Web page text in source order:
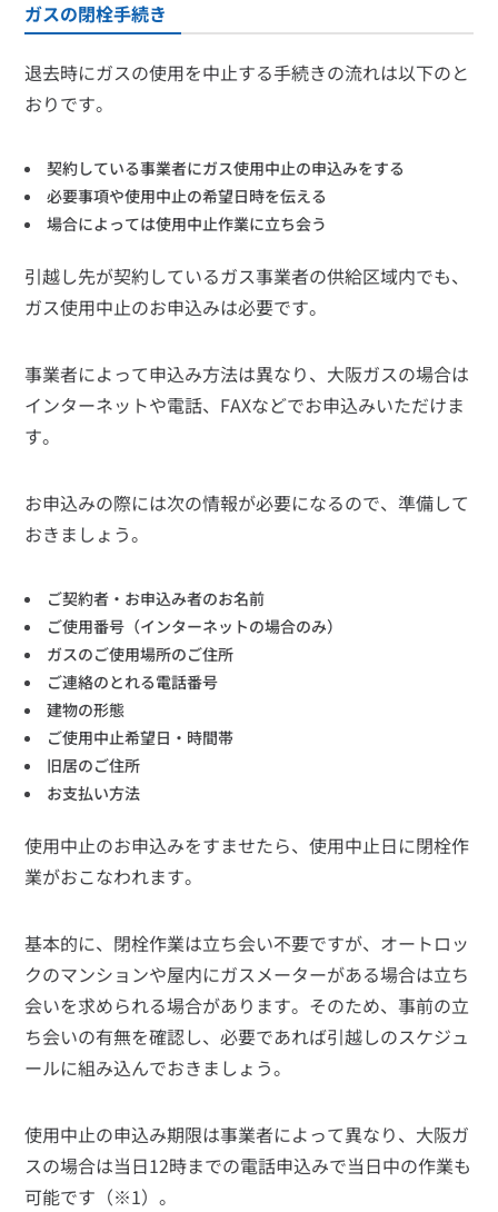
ガスの閉栓手続き
退去時にガスの使用を中止する手続きの流れは以下のと
おりです。
契約している事業者にガス使用中止の申込みをする
必要事項や使用中止の希望日時を伝える
場合によっては使用中止作業に立ち会う
引越し先が契約しているガス事業者の供給区域内でも、
ガス使用中止のお申込みは必要です。
事業者によって申込み方法は異なり、大阪ガスの場合は
インターネットや電話、FAXなどでお申込みいただけま
す。
お申込みの際には次の情報が必要になるので、準備して
おきましょう。
ご契約者・お申込み者のお名前
ご使用番号（インターネットの場合のみ）
ガスのご使用場所のご住所
ご連絡のとれる電話番号
建物の形態
ご使用中止希望日・時間帯
旧居のご住所
お支払い方法
使用中止のお申込みをすませたら、使用中止日に閉栓作
業がおこなわれます。
基本的に、閉栓作業は立ち会い不要ですが、オートロッ
クのマンションや屋内にガスメーターがある場合は立ち
会いを求められる場合があります。そのため、事前の立
ち会いの有無を確認し、必要であれば引越しのスケジュ
ールに組み込んでおきましょう。
使用中止の申込み期限は事業者によって異なり、大阪ガ
スの場合は当日12時までの電話申込みで当日中の作業も
可能です（※1）。